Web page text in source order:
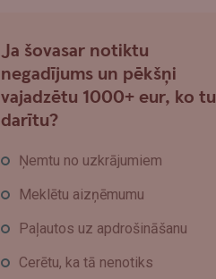
Ja šovasar notiktu
negadījums un pēkšņi
vajadzētu 1000+ eur, ko tu
darītu?
Ņemtu no uzkrājumiem
Meklētu aizņēmumu
Paļautos uz apdrošināšanu
Cerētu, ka tā nenotiks